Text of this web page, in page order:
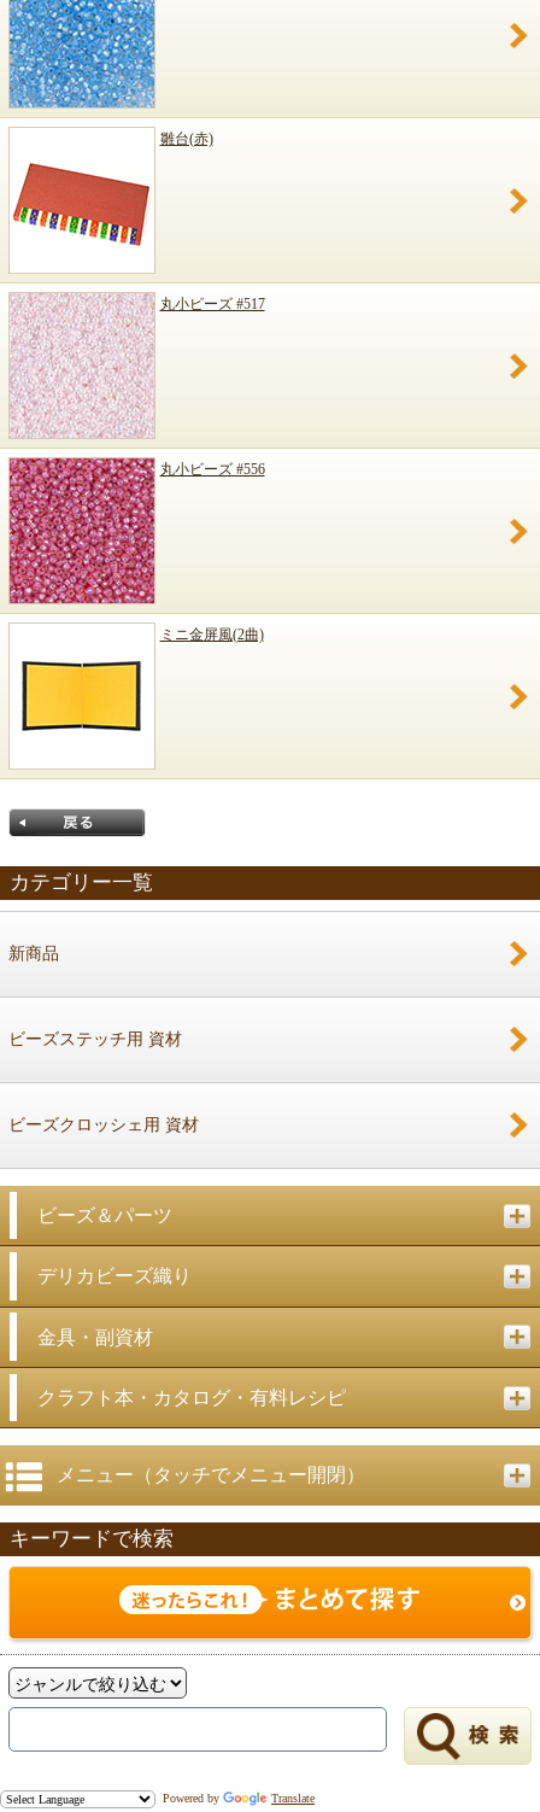
雛台(赤)
丸小ビーズ #517
丸小ビーズ #556
ミニ金屏風(2曲)
カテゴリー一覧
新商品
ビーズステッチ用 資材
ビーズクロッシェ用 資材
ビーズ＆パーツ
デリカビーズ織り
金具・副資材
クラフト本・カタログ・有料レシピ
メニュー（タッチでメニュー開閉）
キーワードで検索
Powered by Translate